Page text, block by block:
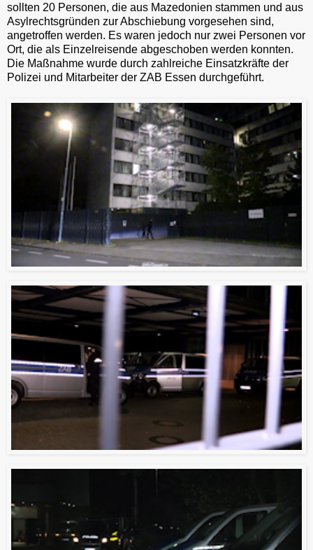
sollten 20 Personen, die aus Mazedonien stammen und aus
Asylrechtsgründen zur Abschiebung vorgesehen sind,
angetroffen werden. Es waren jedoch nur zwei Personen vor
Ort, die als Einzelreisende abgeschoben werden konnten.
Die Maßnahme wurde durch zahlreiche Einsatzkräfte der
Polizei und Mitarbeiter der ZAB Essen durchgeführt.